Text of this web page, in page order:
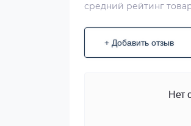
средний рейтинг
+ Добавить отзыв
Нет